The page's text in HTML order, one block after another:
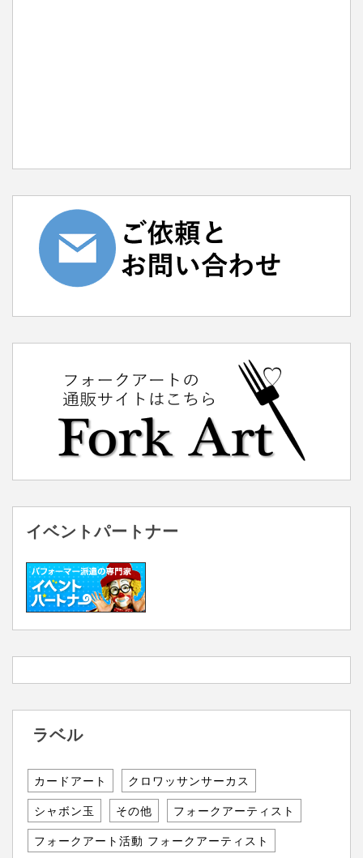
イベントパートナー
ラベル
カードアート クロワッサンサーカス
シャボン玉 その他 フォークアーティスト
フォークアート活動 フォークアーティスト